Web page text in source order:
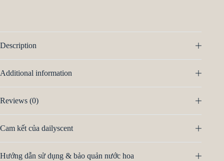
Description
Additional information
Reviews (0)
Cam kết của dailyscent
Hướng dẫn sử dụng & bảo quản nước hoa